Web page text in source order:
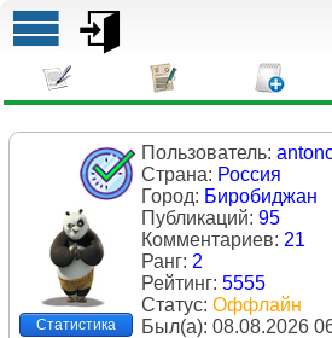
Статистика
Пользователь:
Страна: Россия
Город: Биробиджан
Публикаций: 95
Комментариев: 21
Ранг: 2
Рейтинг: 5555
Статус: Оффлайн
Был(a): 08.08.2026